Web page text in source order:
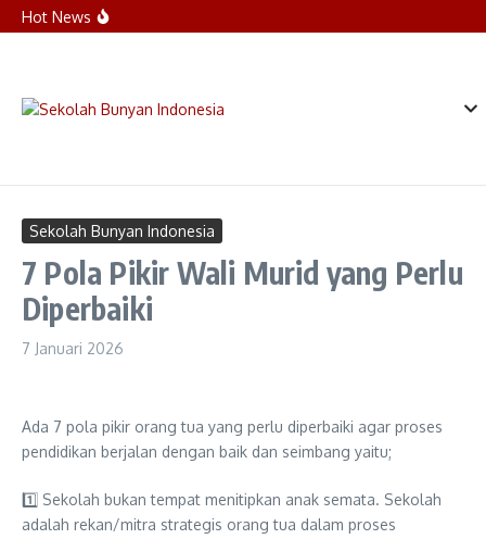
Lewati ke konten
Hot News
Indonesia Ajak Santri Jaga Lisan dan Jaga
Sekolah Bunyan Indonesia
7 Pola Pikir Wali Murid yang Perlu
Diperbaiki
7 Januari 2026
Ada 7 pola pikir orang tua yang perlu diperbaiki agar proses
pendidikan berjalan dengan baik dan seimbang yaitu;
1️⃣ Sekolah bukan tempat menitipkan anak semata. Sekolah
adalah rekan/mitra strategis orang tua dalam proses